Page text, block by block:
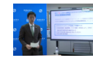
2024/09/02
動画配信サ
年9月24日か